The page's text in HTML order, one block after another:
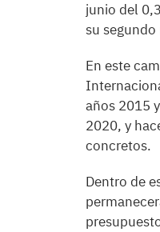
junio del
su
En este
años 2015
2020, y
concretos.
Dentro de